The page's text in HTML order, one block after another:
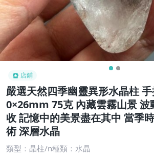
店鋪
嚴選天然四季幽靈異形水晶柱
0×26mm 75克 內藏雲霧山景 波
收 記憶中的美景盡在其中 當季
術 深層水晶
類型：晶柱/n種類：水晶